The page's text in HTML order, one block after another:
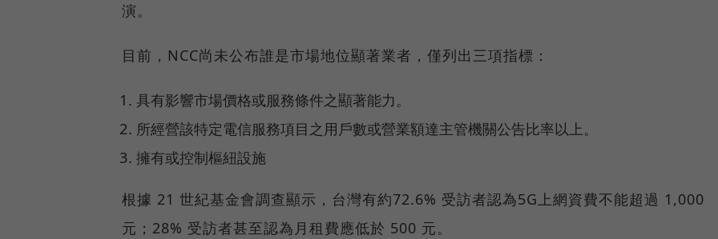
演。
目前，NCC尚未公布誰是市場地位顯著業者，僅列出三項指標：
具有影響市場價格或服務條件之顯著能力。
所經營該特定電信服務項目之用戶數或營業額達主管機關公告比率以上。
擁有或控制樞紐設施
根據 21 世紀基金會調查顯示，台灣有約72.6% 受訪者認為5G上網資費不能超過 1,000
元；28% 受訪者甚至認為月租費應低於 500 元。